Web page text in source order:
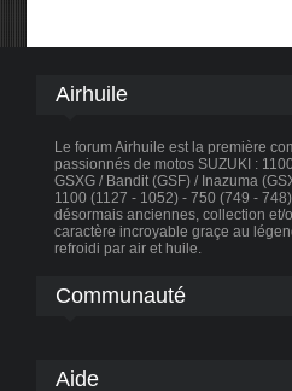
Airhuile
Le forum Airhuile est la première
passionnés de motos SUZUKI :
GSXG / Bandit (GSF) / Inazuma
1100 (1127 - 1052) - 750 (749 -
désormais anciennes, collection et/
caractère incroyable graçe au
refroidi par air et huile.
Communauté
Aide